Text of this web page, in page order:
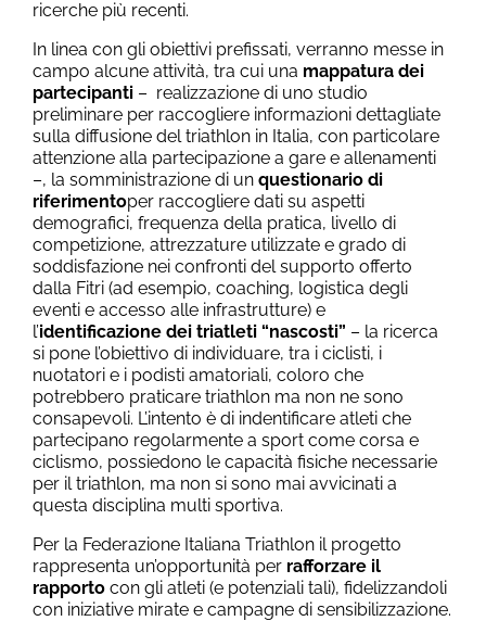
ricerche più recenti.
In linea con gli obiettivi prefissati, verranno messe in
campo alcune attività, tra cui una mappatura dei
partecipanti – realizzazione di uno studio
preliminare per raccogliere informazioni dettagliate
sulla diffusione del triathlon in Italia, con particolare
attenzione alla partecipazione a gare e allenamenti
–, la somministrazione di un questionario di
riferimentoper raccogliere dati su aspetti
demografici, frequenza della pratica, livello di
competizione, attrezzature utilizzate e grado di
soddisfazione nei confronti del supporto offerto
dalla Fitri (ad esempio, coaching, logistica degli
eventi e accesso alle infrastrutture) e
l’identificazione dei triatleti “nascosti” – la ricerca
si pone l’obiettivo di individuare, tra i ciclisti, i
nuotatori e i podisti amatoriali, coloro che
potrebbero praticare triathlon ma non ne sono
consapevoli. L’intento è di indentificare atleti che
partecipano regolarmente a sport come corsa e
ciclismo, possiedono le capacità fisiche necessarie
per il triathlon, ma non si sono mai avvicinati a
questa disciplina multi sportiva.
Per la Federazione Italiana Triathlon il progetto
rappresenta un’opportunità per rafforzare il
rapporto con gli atleti (e potenziali tali), fidelizzandoli
con iniziative mirate e campagne di sensibilizzazione.